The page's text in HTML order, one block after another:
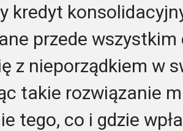
kredyt
przede
z nieporządkiem w
takie rozwiązanie
tego, co i gdzie